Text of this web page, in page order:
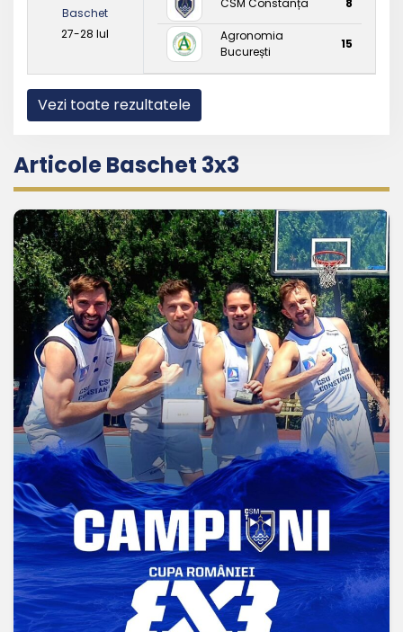
Baschet
27-28 Iul
CSM Constanța 8
Agronomia
București
15
Vezi toate rezultatele
Articole Baschet 3x3